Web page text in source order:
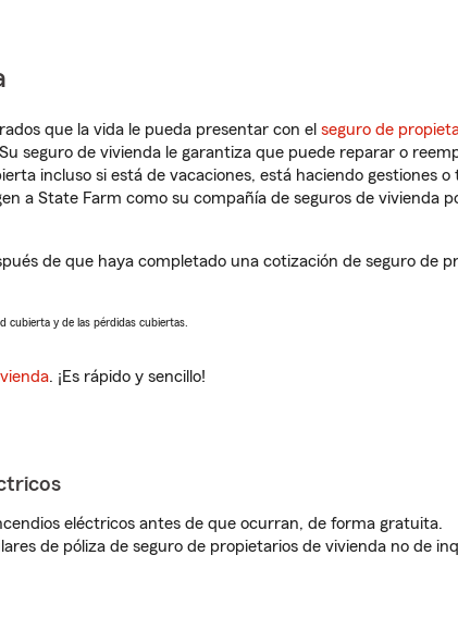
que la vida le pueda presentar con el seguro de
Su seguro de vivienda le garantiza que puede reparar o
incluso si está de vacaciones, está haciendo gestiones
a State Farm como su compañía de seguros de vivienda
de que haya completado una cotización de seguro de
cubierta y de las pérdidas cubiertas.
. ¡Es rápido y sencillo!
eléctricos antes de que ocurran, de forma gratuita.
de póliza de seguro de propietarios de vivienda no de